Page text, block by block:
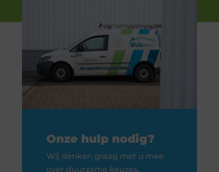
Onze hulp nodig?
Wij denken graag met u mee
over duurzame keuzes,